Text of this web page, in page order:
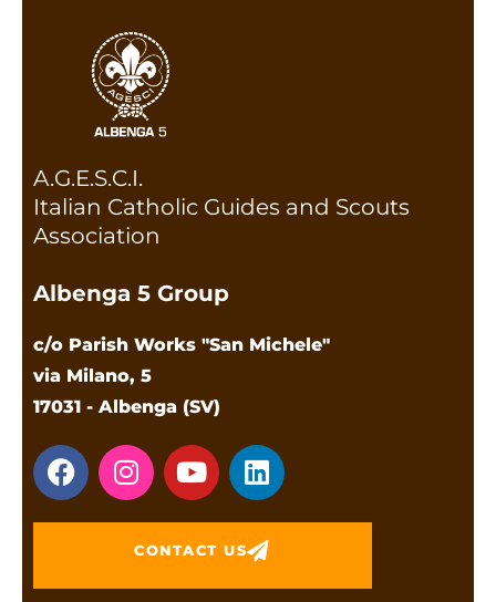
A.G.E.S.C.I.
Italian Catholic Guides and Scouts
Association
Albenga 5 Group
c/o Parish Works "San Michele"
via Milano, 5
17031 - Albenga (SV)
CONTACT US